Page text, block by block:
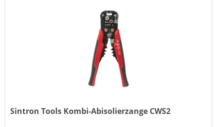
Sintron Tools Kombi-Abisolierzange CWS2